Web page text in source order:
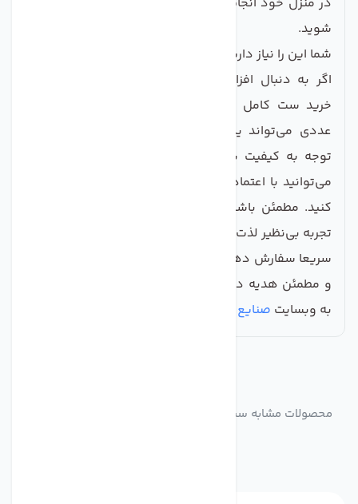
شوید.
شما این را نیاز دارید!
اگر به دنبال افزایش کیفیت آب آشامیدنی‌تان هستید،
عددی می‌تواند یک سرمایه‌گذاری هوشمندانه باشد. با
توجه به کیفیت بالای این محصولات و مزایای آن، شما
می‌توانید با اعتماد به نفس بیشتری در خرید خود اقدام
کنید. مطمئن باشید که با ان تخاب این محصول، از یک
تجربه بی‌نظیر لذت خواهید برد.
سریعا سفارش دهید و به خانواده‌تان آب آشامیدنی سالم
و مطمئن هدیه دهید. برای خرید و کسب اطلاعات بیشتر،
به وبسایت صنایع تصفیه آب ماهان
محصولات مشابه ست کامل هوزینگ تصفیه کننده آب مجموعه